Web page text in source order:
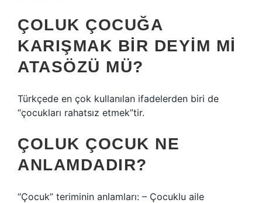
ÇOLUK ÇOCUĞA
KARIŞMAK BIR DEYIM MI
ATASÖZÜ MÜ?
Türkçede en çok kullanılan ifadelerden biri de
“çocukları rahatsız etmek”tir.
ÇOLUK ÇOCUK NE
ANLAMDADIR?
“Çocuk” teriminin anlamları: – Çocuklu aile